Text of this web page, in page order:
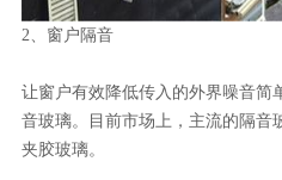
2、窗户隔音
让窗户有效降低传入的外界噪音简
音玻璃。目前市场上，主流的隔音
夹胶玻璃。